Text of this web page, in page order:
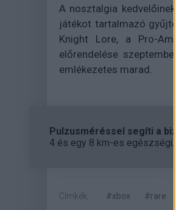
A nosztalgia kedvelőinek
játékot tartalmazó
Knight Lore, a Pro-Am,
előrendelése szeptember
emlékezetes marad.
Pulzusméréssel segíti a
4 és egy 8 km-es egészségügyi
Címkék: #xbox #rare